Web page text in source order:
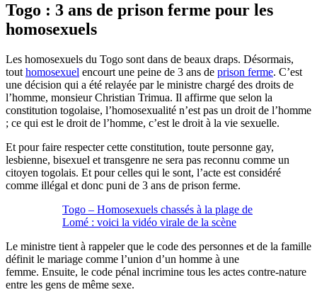
Togo : 3 ans de prison ferme pour les
homosexuels
Les homosexuels du Togo sont dans de beaux draps. Désormais,
tout homosexuel encourt une peine de 3 ans de prison ferme. C’est
une décision qui a été relayée par le ministre chargé des droits de
l’homme, monsieur Christian Trimua. Il affirme que selon la
constitution togolaise, l’homosexualité n’est pas un droit de l’homme
; ce qui est le droit de l’homme, c’est le droit à la vie sexuelle.
Et pour faire respecter cette constitution, toute personne gay,
lesbienne, bisexuel et transgenre ne sera pas reconnu comme un
citoyen togolais. Et pour celles qui le sont, l’acte est considéré
comme illégal et donc puni de 3 ans de prison ferme.
Togo – Homosexuels chassés à la plage de
Lomé : voici la vidéo virale de la scène
Le ministre tient à rappeler que le code des personnes et de la famille
définit le mariage comme l’union d’un homme à une
femme. Ensuite, le code pénal incrimine tous les actes contre-nature
entre les gens de même sexe.